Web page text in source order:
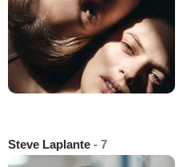
Steve Laplante - 7